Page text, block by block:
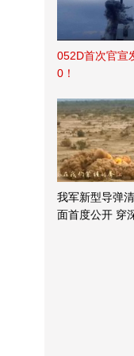
052D首次官宣
0！
我军新型导弹
面首度公开 穿